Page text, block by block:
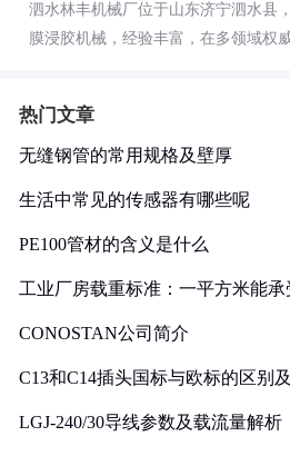
泗水林丰机械厂位于山东济宁泗水县
膜浸胶机械，经验丰富，在多领域权
热门文章
无缝钢管的常用规格及壁厚
生活中常见的传感器有哪些呢
PE100管材的含义是什么
工业厂房载重标准：一平方米能
CONOSTAN公司简介
C13和C14插头国标与欧标的区别
LGJ-240/30导线参数及载流量解析